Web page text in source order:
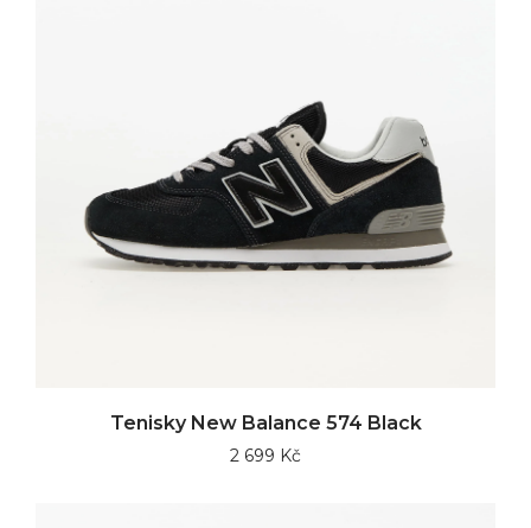
Tenisky New Balance 574 Black
2 699 Kč